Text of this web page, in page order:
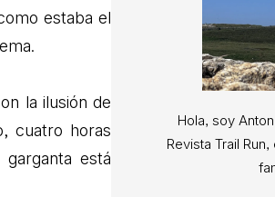
estaba el
la ilusión de
cuatro horas
está
Hola, soy
Revista Trail